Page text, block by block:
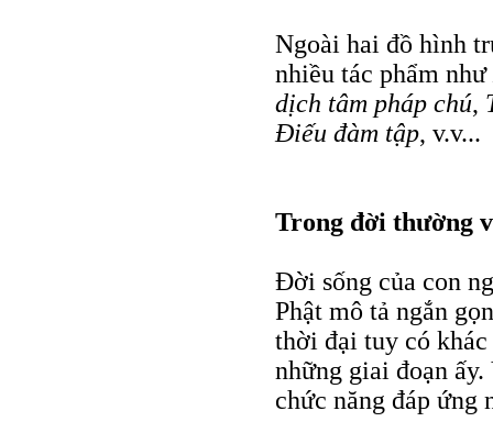
Ngoài hai đồ hình
nhiều tác phẩm như
dịch tâm pháp chú,
Ðiếu đàm tập, v.v...
Trong đời thường
Ðời sống của con
Phật mô tả ngắn
thời đại tuy có
những giai đoạn
chức năng đáp ứng